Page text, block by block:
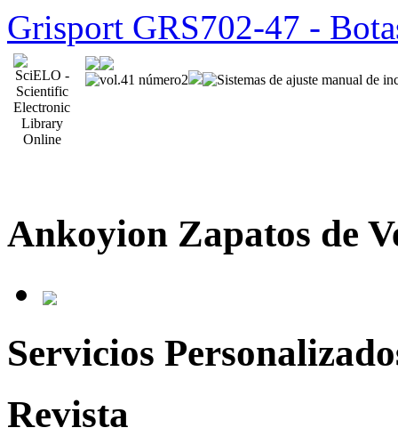
Grisport GRS702-47 -
Ankoyion Zapatos de
Servicios
Revista